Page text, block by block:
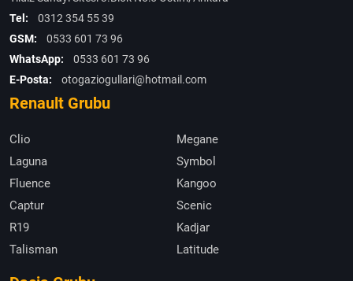
Tel:
0312 354 55 39
GSM:
0533 601 73 96
WhatsApp:
0533 601 73 96
E-Posta:
otogaziogullari@hotmail.com
Renault Grubu
Clio
Megane
Laguna
Symbol
Fluence
Kangoo
Captur
Scenic
R19
Kadjar
Talisman
Latitude